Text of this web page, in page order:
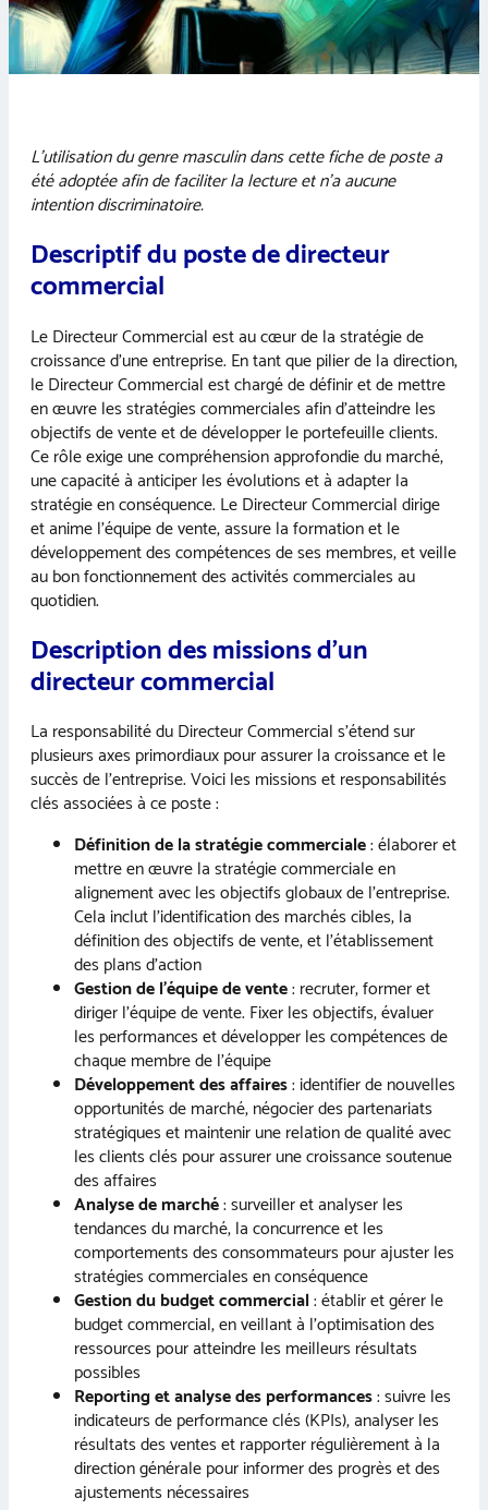
L’utilisation du genre masculin dans cette fiche de poste a
été adoptée afin de faciliter la lecture et n’a aucune
intention discriminatoire.
Descriptif du poste de directeur
commercial
Le Directeur Commercial est au cœur de la stratégie de
croissance d’une entreprise. En tant que pilier de la direction,
le Directeur Commercial est chargé de définir et de mettre
en œuvre les stratégies commerciales afin d’atteindre les
objectifs de vente et de développer le portefeuille clients.
Ce rôle exige une compréhension approfondie du marché,
une capacité à anticiper les évolutions et à adapter la
stratégie en conséquence. Le Directeur Commercial dirige
et anime l’équipe de vente, assure la formation et le
développement des compétences de ses membres, et veille
au bon fonctionnement des activités commerciales au
quotidien.
Description des missions d’un
directeur commercial
La responsabilité du Directeur Commercial s’étend sur
plusieurs axes primordiaux pour assurer la croissance et le
succès de l’entreprise. Voici les missions et responsabilités
clés associées à ce poste :
Définition de la stratégie commerciale: élaborer et
mettre en œuvre la stratégie commerciale en
alignement avec les objectifs globaux de l’entreprise.
Cela inclut l’identification des marchés cibles, la
définition des objectifs de vente, et l’établissement
des plans d’action
Gestion de l’équipe de vente: recruter, former et
diriger l’équipe de vente. Fixer les objectifs, évaluer
les performances et développer les compétences de
chaque membre de l’équipe
Développement des affaires: identifier de nouvelles
opportunités de marché, négocier des partenariats
stratégiques et maintenir une relation de qualité avec
les clients clés pour assurer une croissance soutenue
des affaires
Analyse de marché: surveiller et analyser les
tendances du marché, la concurrence et les
comportements des consommateurs pour ajuster les
stratégies commerciales en conséquence
Gestion du budget commercial: établir et gérer le
budget commercial, en veillant à l’optimisation des
ressources pour atteindre les meilleurs résultats
possibles
Reporting et analyse des performances: suivre les
indicateurs de performance clés (KPIs), analyser les
résultats des ventes et rapporter régulièrement à la
direction générale pour informer des progrès et des
ajustements nécessaires